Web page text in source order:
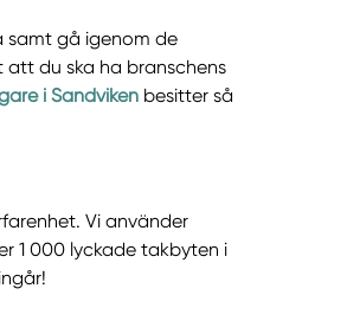
samt gå igenom de
att du ska ha branschens
i Sandviken besitter så
Vi använder
1 000 lyckade takbyten i